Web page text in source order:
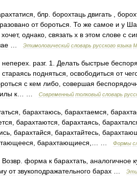
блр борохтаць двигать
от бороться То же самое и у
хочет, однако связать х в этом слове с
Этимологический словарь русского языка
неперех разг. 1 Делать быстрые
стараясь подняться освободиться от
с кем либо совершая
к Современный толковый словарь
барахтаюсь барахтаемся
барахтаются барахтаясь
барахтайся барахтайтесь
барахтающиеся Формы
Возвр форма к барахтать аналогичное
от звукоподражательного барах